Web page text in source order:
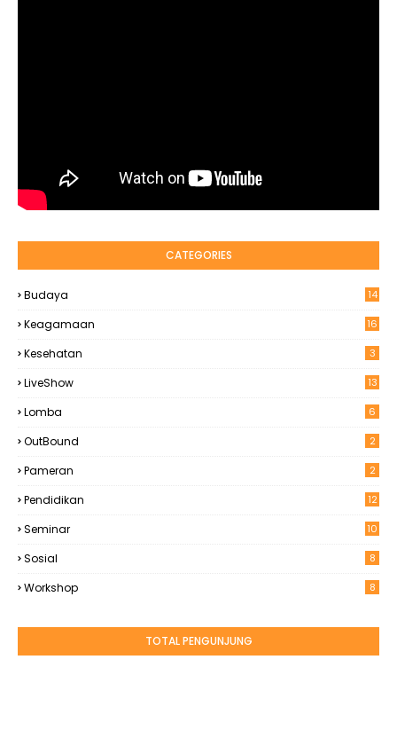
CATEGORIES
Budaya 14
Keagamaan 16
Kesehatan 3
LiveShow 13
Lomba 6
OutBound 2
Pameran 2
Pendidikan 12
Seminar 10
Sosial 8
Workshop 8
TOTAL PENGUNJUNG